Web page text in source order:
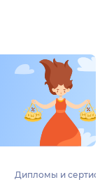
Дипломы и